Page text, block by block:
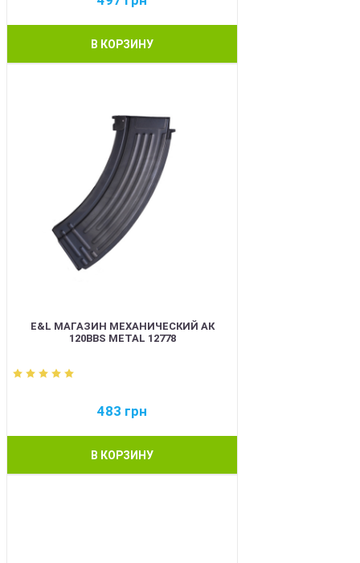
В КОРЗИНУ
E&L МАГАЗИН МЕХАНИЧЕСКИЙ АК
120BBS METAL 12778
483 грн
В КОРЗИНУ